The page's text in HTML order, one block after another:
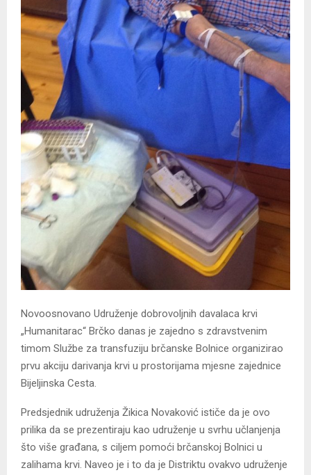
Novoosnovano Udruženje dobrovoljnih davalaca krvi
„Humanitarac“ Brčko danas je zajedno s zdravstvenim
timom Službe za transfuziju brčanske Bolnice organizirao
prvu akciju darivanja krvi u prostorijama mjesne zajednice
Bijeljinska Cesta.
Predsjednik udruženja Žikica Novaković ističe da je ovo
prilika da se prezentiraju kao udruženje u svrhu učlanjenja
što više građana, s ciljem pomoći brčanskoj Bolnici u
zalihama krvi. Naveo je i to da je Distriktu ovakvo udruženje